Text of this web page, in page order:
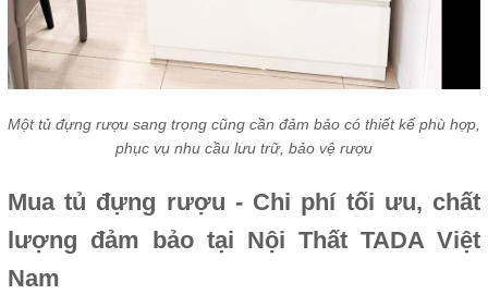
Một tủ đựng rượu sang trọng cũng cần đảm bảo có thiết kế phù hợp,
phục vụ nhu cầu lưu trữ, bảo vệ rượu
Mua tủ đựng rượu - Chi phí tối ưu, chất
lượng đảm bảo tại Nội Thất TADA Việt
Nam